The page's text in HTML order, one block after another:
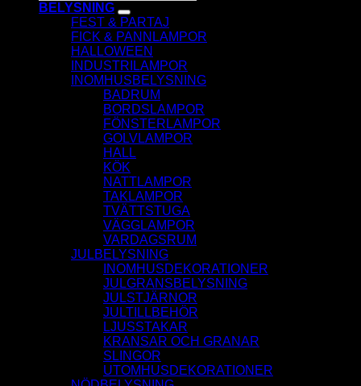
BELYSNING
FEST & PARTAJ
FICK & PANNLAMPOR
HALLOWEEN
INDUSTRILAMPOR
INOMHUSBELYSNING
BADRUM
BORDSLAMPOR
FÖNSTERLAMPOR
GOLVLAMPOR
HALL
KÖK
NATTLAMPOR
TAKLAMPOR
TVÄTTSTUGA
VÄGGLAMPOR
VARDAGSRUM
JULBELYSNING
INOMHUSDEKORATIONER
JULGRANSBELYSNING
JULSTJÄRNOR
JULTILLBEHÖR
LJUSSTAKAR
KRANSAR OCH GRANAR
SLINGOR
UTOMHUSDEKORATIONER